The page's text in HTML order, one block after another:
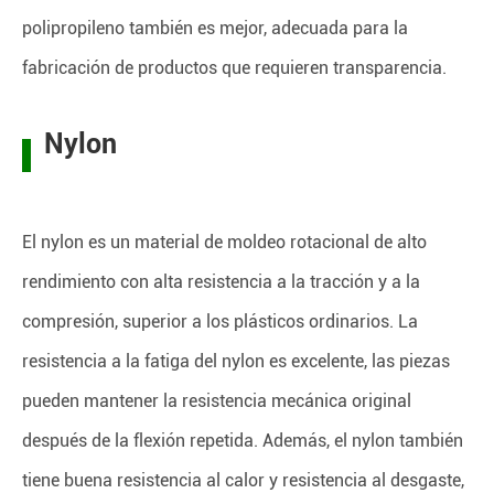
polipropileno también es mejor, adecuada para la
fabricación de productos que requieren transparencia.
Nylon
El nylon es un material de moldeo rotacional de alto
rendimiento con alta resistencia a la tracción y a la
compresión, superior a los plásticos ordinarios. La
resistencia a la fatiga del nylon es excelente, las piezas
pueden mantener la resistencia mecánica original
después de la flexión repetida. Además, el nylon también
tiene buena resistencia al calor y resistencia al desgaste,